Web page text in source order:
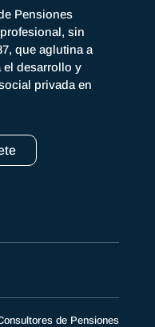
Pensiones
sin
que aglutina a
el desarrollo y
privada en
de Pensiones